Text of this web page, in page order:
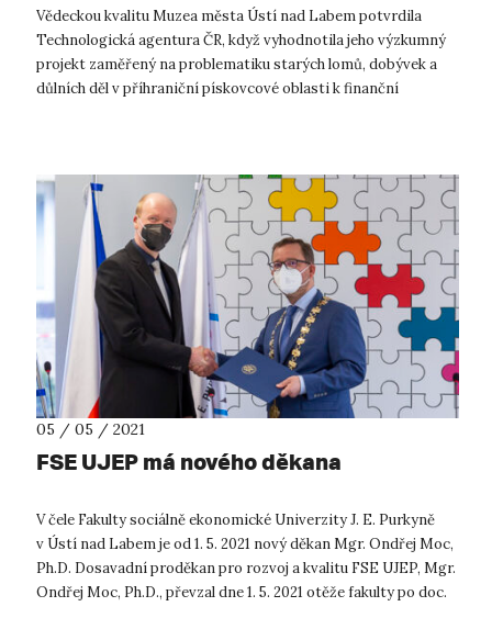
Vědeckou kvalitu Muzea města Ústí nad Labem potvrdila
Technologická agentura ČR, když vyhodnotila jeho výzkumný
projekt zaměřený na problematiku starých lomů, dobývek a
důlních děl v příhraniční pískovcové oblasti k finanční
05 / 05 / 2021
FSE UJEP má nového děkana
V čele Fakulty sociálně ekonomické Univerzity J. E. Purkyně
v Ústí nad Labem je od 1. 5. 2021 nový děkan Mgr. Ondřej Moc,
Ph.D. Dosavadní proděkan pro rozvoj a kvalitu FSE UJEP, Mgr.
Ondřej Moc, Ph.D., převzal dne 1. 5. 2021 otěže fakulty po doc.